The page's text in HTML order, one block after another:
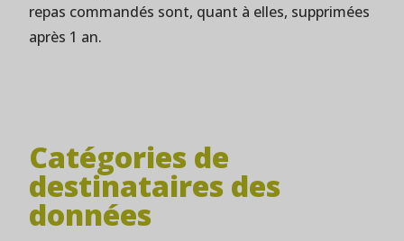
repas commandés sont, quant à elles, supprimées
après 1 an.
Catégories de
destinataires des
données